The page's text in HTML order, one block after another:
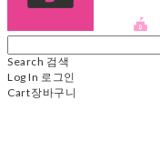
Search 검색
Log In 로그인
Cart장바구니